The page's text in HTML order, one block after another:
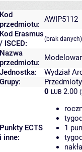
Kod
przedmiotu:
AWIP5112
Kod Erasmus
/ ISCED:
(brak danych)
Nazwa
przedmiotu:
Jednostka:
Wydział
Grupy:
Punkty ECTS
i inne:
0 LUB 2.00
1